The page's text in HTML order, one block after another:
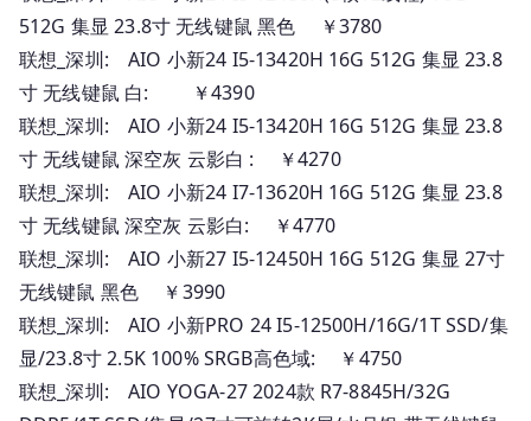
512G 集显 23.8寸 无线键鼠 黑色 ￥3780
联想_深圳: AIO 小新24 I5-13420H 16G 512G 集显 23.8
寸 无线键鼠 白: ￥4390
联想_深圳: AIO 小新24 I5-13420H 16G 512G 集显 23.8
寸 无线键鼠 深空灰 云影白 : ￥4270
联想_深圳: AIO 小新24 I7-13620H 16G 512G 集显 23.8
寸 无线键鼠 深空灰 云影白: ￥4770
联想_深圳: AIO 小新27 I5-12450H 16G 512G 集显 27寸
无线键鼠 黑色 ￥3990
联想_深圳: AIO 小新PRO 24 I5-12500H/16G/1T SSD/集
显/23.8寸 2.5K 100% SRGB高色域: ￥4750
联想_深圳: AIO YOGA-27 2024款 R7-8845H/32G